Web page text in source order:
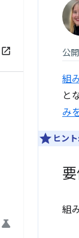
公
組
と
み
ヒン
組